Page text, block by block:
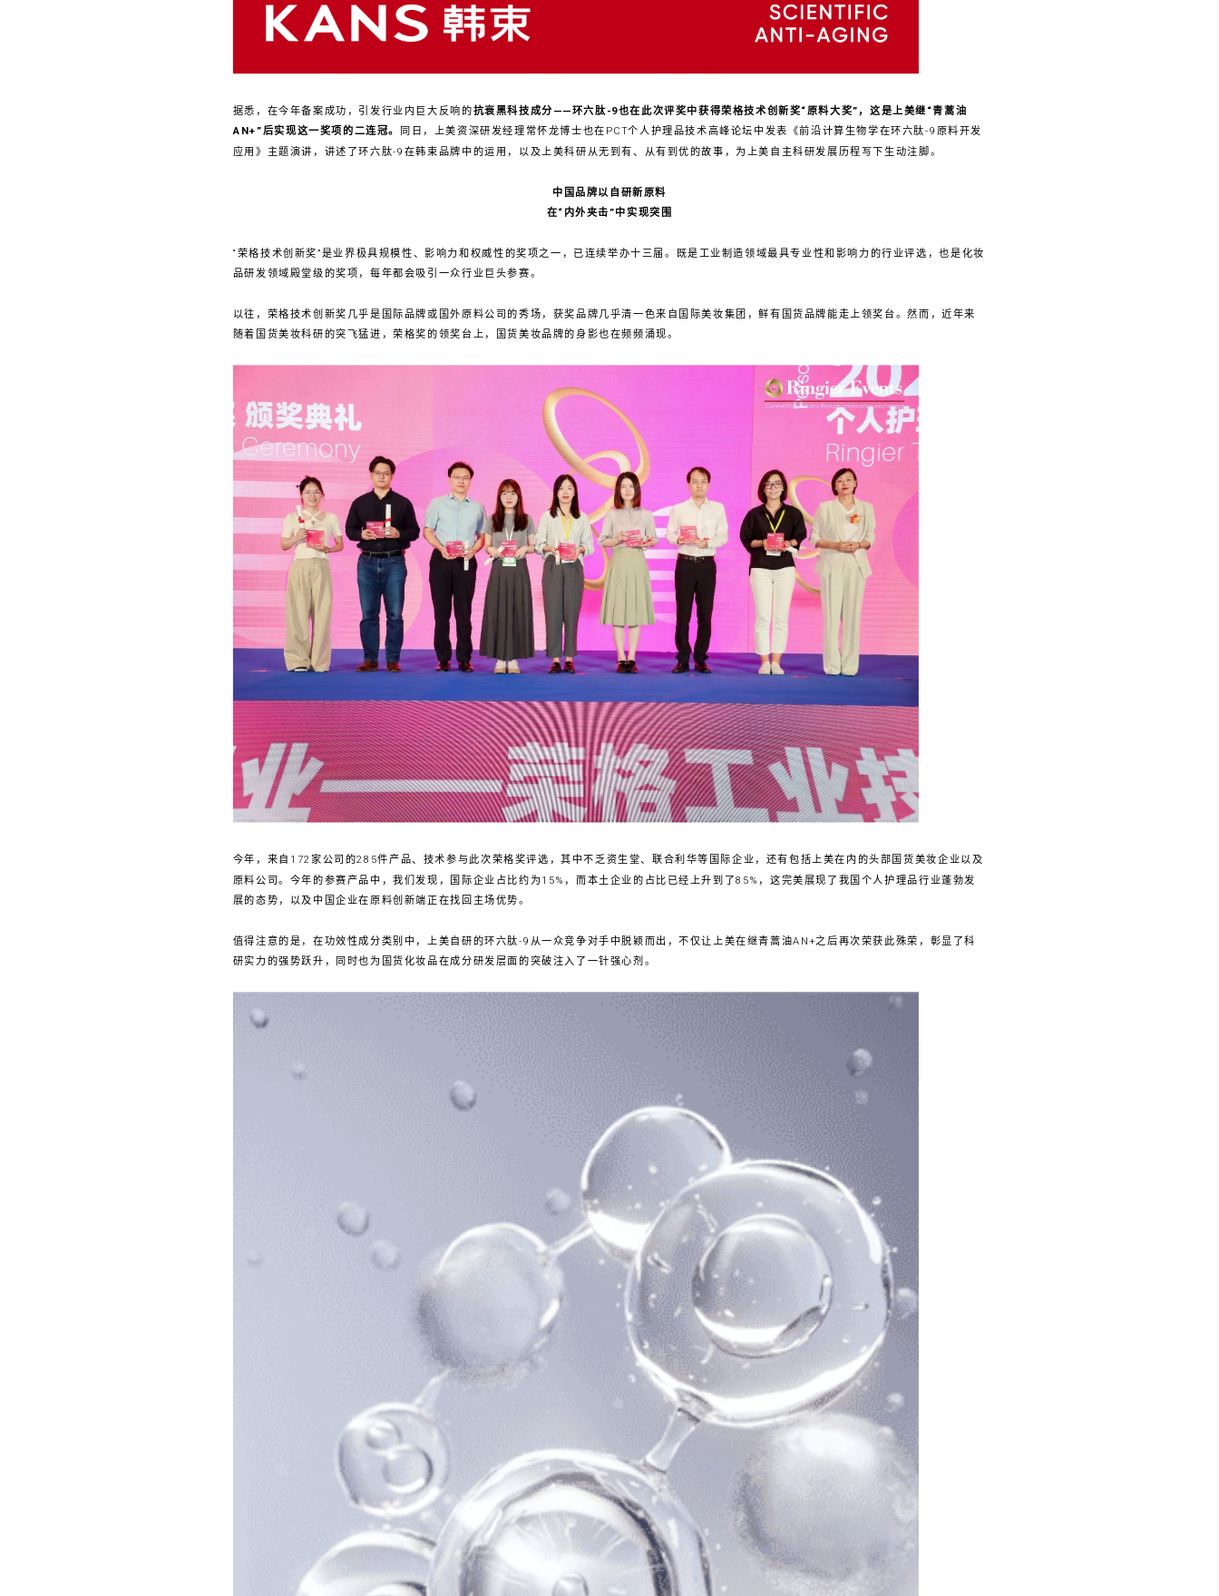
据悉，在今年备案成功，引发行业内巨大反响的抗衰黑科技成分——环六肽-9也在此次评奖中获得荣格技术创新奖“原料大奖”，这是上美继“青蒿油
AN+”后实现这一奖项的二连冠。 同日，上美资深研发经理常怀龙博士也在PCT个人护理品技术高峰论坛中发表《前沿计算生物学在环六肽-9原料开发
应用》主题演讲，讲述了环六肽-9在韩束品牌中的运用，以及上美科研从无到有、从有到优的故事，为上美自主科研发展历程写下生动注脚。
中国品牌以自研新原料
在“内外夹击”中实现突围
“荣格技术创新奖”是业界极具规模性、影响力和权威性的奖项之一，已连续举办十三届。既是工业制造领域最具专业性和影响力的行业评选，也是化妆
品研发领域殿堂级的奖项，每年都会吸引一众行业巨头参赛。
以往，荣格技术创新奖几乎是国际品牌或国外原料公司的秀场，获奖品牌几乎清一色来自国际美妆集团，鲜有国货品牌能走上领奖台。然而，近年来
随着国货美妆科研的突飞猛进，荣格奖的领奖台上，国货美妆品牌的身影也在频频涌现。
今年，来自172家公司的285件产品、技术参与此次荣格奖评选，其中不乏资生堂、联合利华等国际企业，还有包括上美在内的头部国货美妆企业以及
原料公司。今年的参赛产品中，我们发现，国际企业占比约为15%，而本土企业的占比已经上升到了85%，这完美展现了我国个人护理品行业蓬勃发
展的态势，以及中国企业在原料创新端正在找回主场优势。
值得注意的是，在功效性成分类别中，上美自研的环六肽-9从一众竞争对手中脱颖而出，不仅让上美在继青蒿油AN+之后再次荣获此殊荣，彰显了科
研实力的强势跃升，同时也为国货化妆品在成分研发层面的突破注入了一针强心剂。